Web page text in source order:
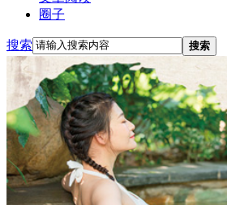
圈子
搜索 搜索